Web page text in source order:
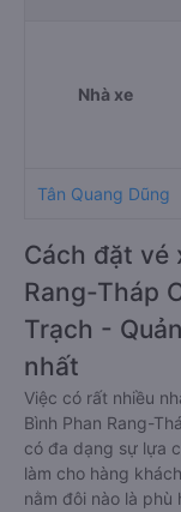
Nhà xe
Tân Quang Dũng
Cách đặt vé
Rang-Tháp
Trạch -
nhất
Việc có rất nhiều
Bình Phan Rang-
có đa dạng sự lựa
làm cho hàng
nằm đôi nào là phù